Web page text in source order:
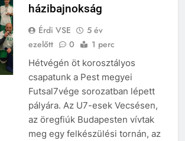
házibajnokság
Érdi VSE
5 év
ezelőtt
0 1 perc
Hétvégén öt korosztályos
csapatunk a Pest megyei
Futsal7vége sorozatban lépett
pályára. Az U7-esek Vecsésen,
az öregfiúk Budapesten vívtak
meg egy felkészülési tornán, az